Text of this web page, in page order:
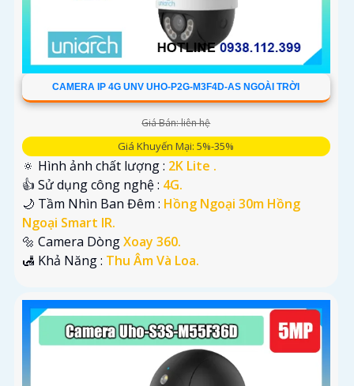
CAMERA IP 4G UNV UHO-P2G-M3F4D-AS NGOÀI TRỜI
Giá Bán: liên hệ
Giá Khuyến Mại: 5%-35%
🔅 Hình ảnh chất lượng : 2K Lite .
👍 Sử dụng công nghệ : 4G.
🌙 Tầm Nhìn Ban Đêm : Hồng Ngoại 30m Hồng
Ngoại Smart IR.
🔩 Camera DòngXoay 360.
️🛃 Khả Năng : Thu Âm Và Loa.